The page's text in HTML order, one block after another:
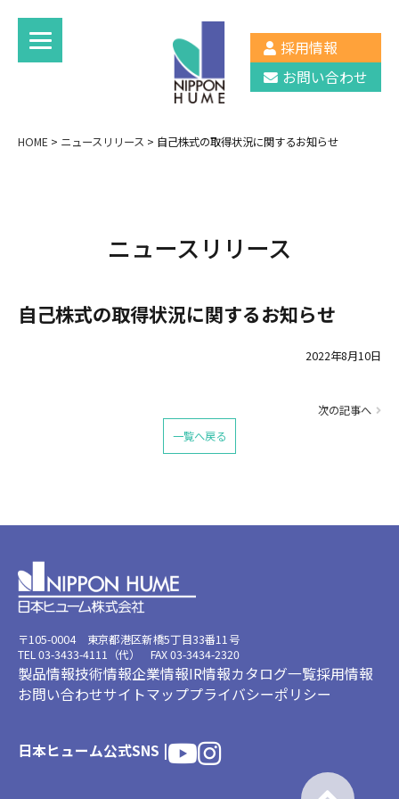
採用情報
お問い合わせ
HOME > ニュースリリース > 自己株式の取得状況に関するお知らせ
ニュースリリース
自己株式の取得状況に関するお知らせ
2022年8月10日
次の記事へ
一覧へ戻る
〒105-0004 東京都港区新橋5丁目33番11号
TEL 03-3433-4111（代） FAX 03-3434-2320
製品情報技術情報企業情報IR情報カタログ一覧採用情報
お問い合わせサイトマッププライバシーポリシー
日本ヒューム公式SNS |